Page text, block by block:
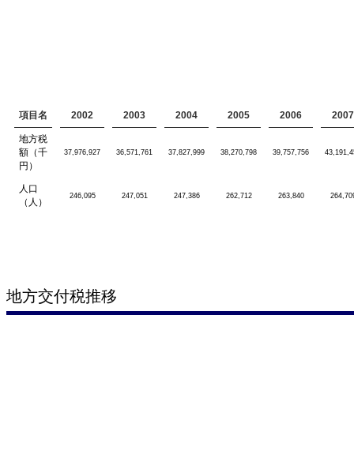
項目名 2002 2003 2004 2005 2006 2007
地方税
額（千
円）
37,976,927 36,571,761 37,827,999 38,270,798 39,757,756
人口
（人）
246,095 247,051 247,386 262,712 263,840
地方交付税推移